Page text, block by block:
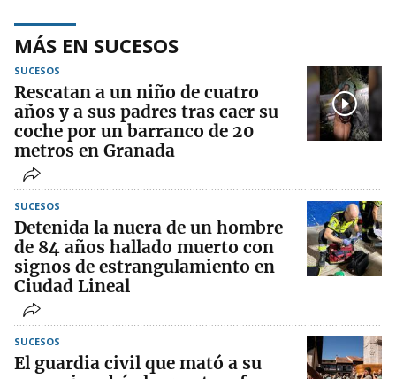
MÁS EN SUCESOS
SUCESOS
Rescatan a un niño de cuatro
años y a sus padres tras caer su
coche por un barranco de 20
metros en Granada
SUCESOS
Detenida la nuera de un hombre
de 84 años hallado muerto con
signos de estrangulamiento en
Ciudad Lineal
SUCESOS
El guardia civil que mató a su